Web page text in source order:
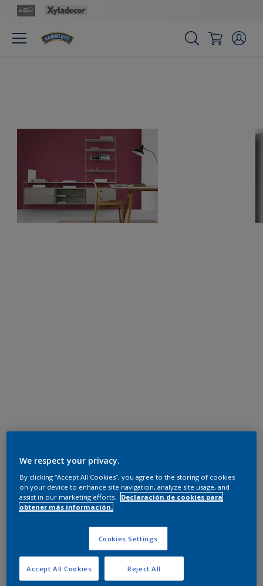
We respect your privacy.
By clicking “Accept All Cookies”, you agree to the storing of cookies
on your device to enhance site navigation, analyze site usage, and
assist in our marketing efforts.
Declaración de cookies para
obtener más información.
Cookies Settings
Reject All
Accept All Cookies